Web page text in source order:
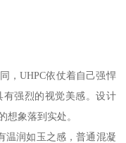
，UHPC依仗着自己强悍
强烈的视觉美感。设计
想象落到实处。
温润如玉之感，普通混凝